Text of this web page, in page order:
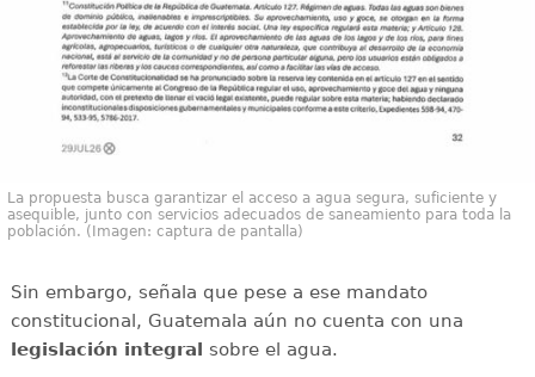
La propuesta busca garantizar el acceso a agua segura, suficiente y
asequible, junto con servicios adecuados de saneamiento para toda la
población. (Imagen: captura de pantalla)
Sin embargo, señala que pese a ese mandato
constitucional, Guatemala aún no cuenta con una
legislación integral
sobre el agua.